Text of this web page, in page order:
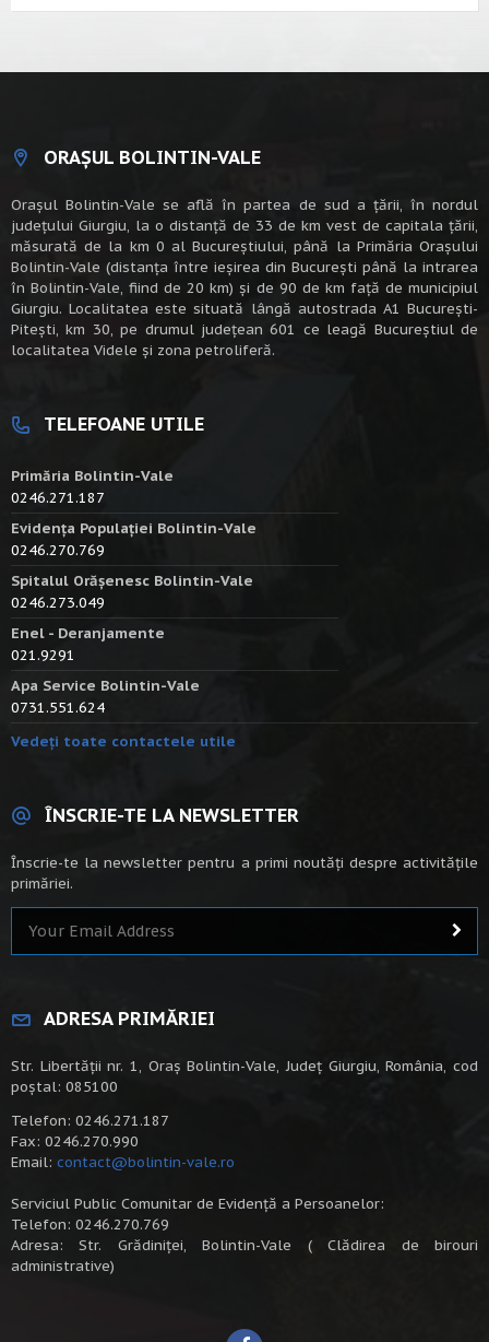
ORAȘUL BOLINTIN-VALE
Oraşul Bolintin-Vale se află în partea de sud a ţării, în nordul
judeţului Giurgiu, la o distanţă de 33 de km vest de capitala țării,
măsurată de la km 0 al Bucureștiului, până la Primăria Orașului
Bolintin-Vale (distanța între ieșirea din București până la intrarea
în Bolintin-Vale, fiind de 20 km) şi de 90 de km faţă de municipiul
Giurgiu. Localitatea este situată lângă autostrada A1 Bucureşti-
Piteşti, km 30, pe drumul judeţean 601 ce leagă Bucureştiul de
localitatea Videle şi zona petroliferă.
TELEFOANE UTILE
Primăria Bolintin-Vale
0246.271.187
Evidența Populației Bolintin-Vale
0246.270.769
Spitalul Orășenesc Bolintin-Vale
0246.273.049
Enel - Deranjamente
021.9291
Apa Service Bolintin-Vale
0731.551.624
Vedeți toate contactele utile
ÎNSCRIE-TE LA NEWSLETTER
Înscrie-te la newsletter pentru a primi noutăți despre activitățile
primăriei.
ADRESA PRIMĂRIEI
Str. Libertății nr. 1, Oraș Bolintin-Vale, Județ Giurgiu, România, cod
poștal: 085100
Telefon: 0246.271.187
Fax: 0246.270.990
Email: contact@bolintin-vale.ro
Serviciul Public Comunitar de Evidență a Persoanelor:
Telefon: 0246.270.769
Adresa: Str. Grădiniței, Bolintin-Vale ( Clădirea de birouri
administrative)